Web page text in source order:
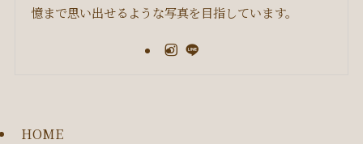
憶まで思い出せるような写真を目指しています。
HOME